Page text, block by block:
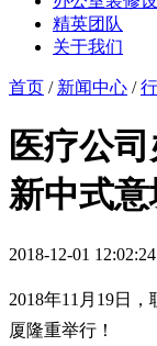
精英团队
关于我们
首页 / 新闻中心 /
医疗公
新中式
2018-12-01
2018年11月19日
厦隆重举行！